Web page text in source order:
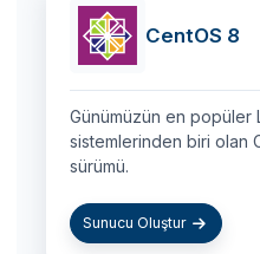
CentOS 8
Günümüzün en popüler
sistemlerinden biri olan
sürümü.
Sunucu Oluştur